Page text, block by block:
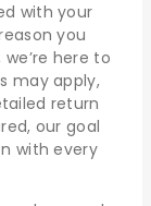
with your
you
here to
may apply,
return
our goal
with every